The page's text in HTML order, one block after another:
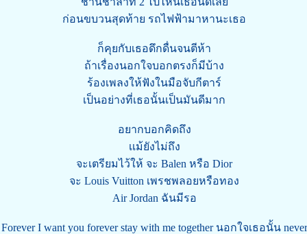
ก่อนขบวนสุดท้าย รถไฟฟ้ามาหานะเธอ
ก็คุยกับเธอดึกดื่นจนตีห้า
ถ้าเรื่องนอกใจบอกตรงก็มีบ้าง
ร้องเพลงให้ฟังในมือจับกีตาร์
เป็นอย่างที่เธอนั้นเป็นมันดีมาก
อยากบอกคิดถึง
เเม้ยังไม่ถึง
จะเตรียมไว้ให้ จะ Balen หรือ Dior
จะ Louis Vuitton เพรชพลอยหรือทอง
Air Jordan ฉันมีรอ
Forever I want you forever stay with me together นอกใจเธอนั้น never